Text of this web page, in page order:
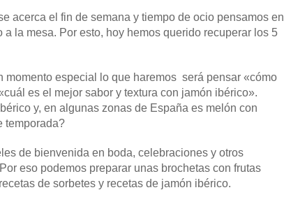
acerca el fin de semana y tiempo de ocio pensamos en
la mesa. Por esto, hoy hemos querido recuperar los 5
especial lo que haremos será pensar «cómo
es el mejor sabor y textura con jamón ibérico».
y, en algunas zonas de España es melón con
temporada?
de bienvenida en boda, celebraciones y otros
eso podemos preparar unas brochetas con frutas
de sorbetes y recetas de jamón ibérico.